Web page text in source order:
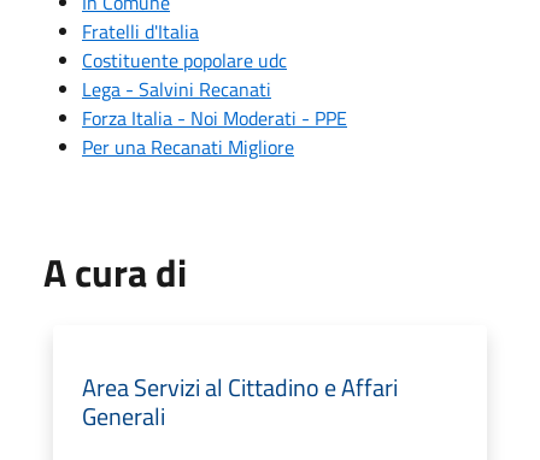
Fratelli d'Italia
Costituente popolare udc
Lega - Salvini Recanati
Forza Italia - Noi Moderati - PPE
Per una Recanati Migliore
A cura di
Area Servizi al Cittadino e Affari
Generali